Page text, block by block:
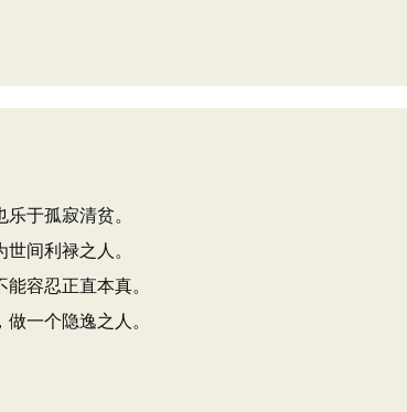
于孤寂清贫。
间利禄之人。
容忍正直本真。
一个隐逸之人。